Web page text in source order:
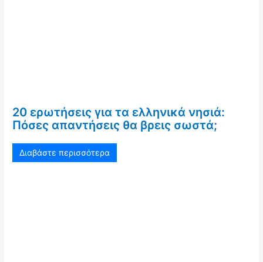
20 ερωτήσεις για τα ελληνικά νησιά:
Πόσες απαντήσεις θα βρεις σωστά;
Διαβάστε περισσότερα